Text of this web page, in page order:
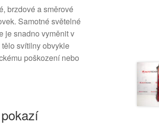
brzdové a směrové
Samotné světelné
je snadno vyměnit v
svítilny obvykle
poškození nebo